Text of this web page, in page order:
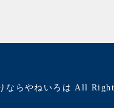
らやねいろは All